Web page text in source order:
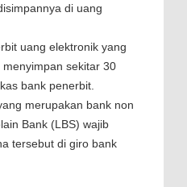
di uang
uang elektronik yang
sekitar 30
bank penerbit.
merupakan bank non
Bank (LBS) wajib
tersebut di giro bank